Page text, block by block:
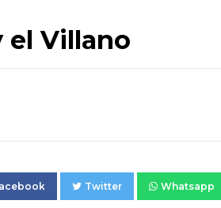
el Villano
Twitter Whatsapp